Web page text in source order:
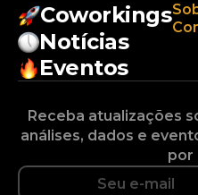
Coworkings
Notícias
Eventos
Receba atualizações
análises, dados e
por